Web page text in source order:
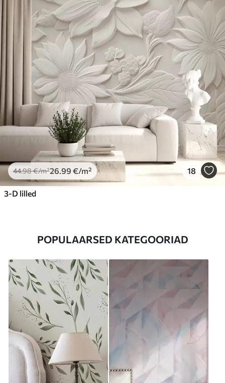
44.98€/m²26.99 €/m² 18
3-D lilled
POPULAARSED KATEGOORIAD